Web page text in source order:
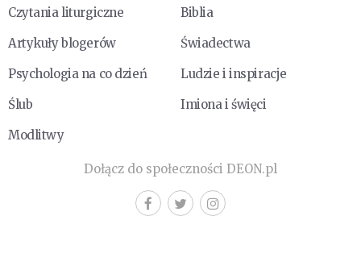
Czytania liturgiczne
Biblia
Artykuły blogerów
Świadectwa
Psychologia na co dzień
Ludzie i inspiracje
Ślub
Imiona i święci
Modlitwy
Dołącz do społeczności DEON.pl